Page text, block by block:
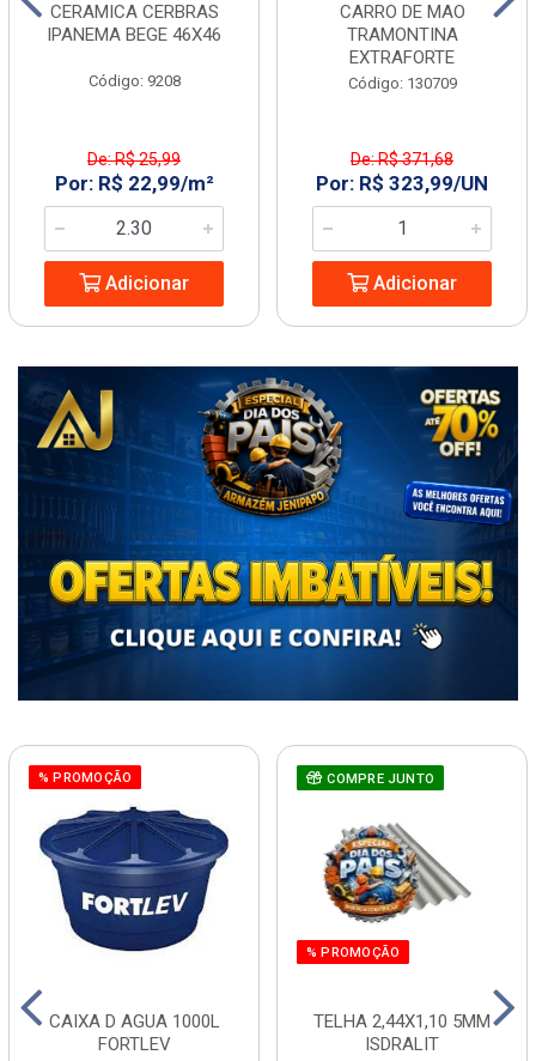
CERAMICA CERBRAS
IPANEMA BEGE 46X46
Código: 9208
De: R$ 25,99
Por: R$ 22,99/m²
Adicionar
CARRO DE MAO
TRAMONTINA
EXTRAFORTE
Código: 130709
De: R$ 371,68
Por: R$ 323,99/UN
Adicionar
% PROMOÇÃO
CAIXA D AGUA 1000L
FORTLEV
COMPRE JUNTO
% PROMOÇÃO
TELHA 2,44X1,10 5MM
ISDRALIT